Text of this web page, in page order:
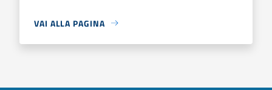
VAI ALLA PAGINA